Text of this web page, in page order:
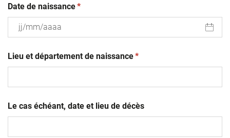
Date de naissance(obligatoire)
*
slash
MM
Lieu et département de naissance(obligatoire)
*
Le cas échéant, date et lieu de décès